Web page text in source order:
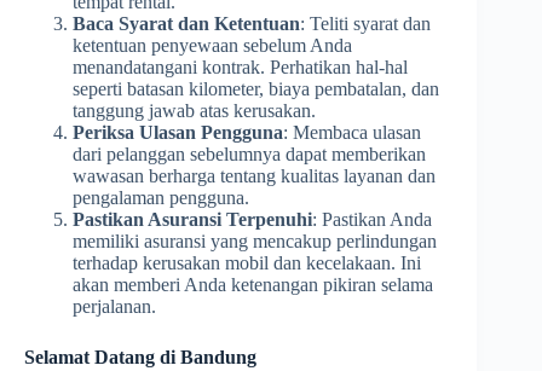
Baca Syarat dan Ketentuan: Teliti syarat dan
ketentuan penyewaan sebelum Anda
menandatangani kontrak. Perhatikan hal-hal
seperti batasan kilometer, biaya pembatalan, dan
tanggung jawab atas kerusakan.
Periksa Ulasan Pengguna: Membaca ulasan
dari pelanggan sebelumnya dapat memberikan
wawasan berharga tentang kualitas layanan dan
pengalaman pengguna.
Pastikan Asuransi Terpenuhi: Pastikan Anda
memiliki asuransi yang mencakup perlindungan
terhadap kerusakan mobil dan kecelakaan. Ini
akan memberi Anda ketenangan pikiran selama
perjalanan.
Selamat Datang di Bandung